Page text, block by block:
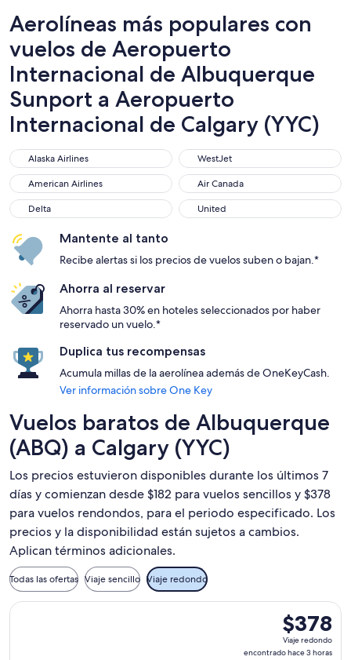
Aerolíneas más populares con
vuelos de Aeropuerto
Internacional de Albuquerque
Sunport a Aeropuerto
Internacional de Calgary (YYC)
Alaska Airlines
Alaska Airlines WestJet
WestJet
American Airlines
American Airlines Air Canada
Air Canada
Delta
Delta United
United
Mantente al tanto
Recibe alertas si los precios de vuelos suben o bajan.*
Ahorra al reservar
Ahorra hasta 30% en hoteles seleccionados por haber
reservado un vuelo.*
Duplica tus recompensas
Acumula millas de la aerolínea además de OneKeyCash.
Ver información sobre One Key
Vuelos baratos de Albuquerque
(ABQ) a Calgary (YYC)
Los precios estuvieron disponibles durante los últimos 7
días y comienzan desde $182 para vuelos sencillos y $378
para vuelos rendondos, para el periodo especificado. Los
precios y la disponibilidad están sujetos a cambios.
Aplican términos adicionales.
Todas las ofertas Viaje sencillo Viaje redondo
$378
Viaje
redondo,
$378
Viaje redondo
encontrado hace 3 horas
Seleccionar vuelo de American Airlines, con salida el mié,